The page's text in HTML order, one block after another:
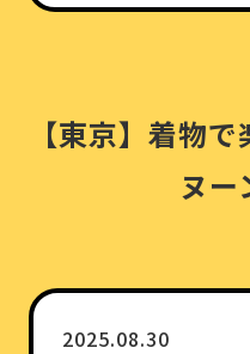
【東京】着物
ヌー
2025.08.30